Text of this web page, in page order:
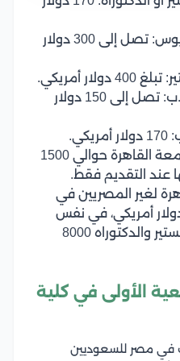
معادلة شهادة البكالوريوس: تصل إلى 300 دولار
أمريكي.
الاشتراك في نادي الطلاب: تصل إلى 150 دولار
تبلغ تكلفة القيد في جامعة القاهرة حوالي 1500
عند التقديم فقط.
لغير المصريين في
الطب إلى 8000 دولار أمريكي، في نفس
الوقت تبلغ تكلفة الماجستير والدكتوراه 8000
الأولى في كلية
في مصر للسعوديين